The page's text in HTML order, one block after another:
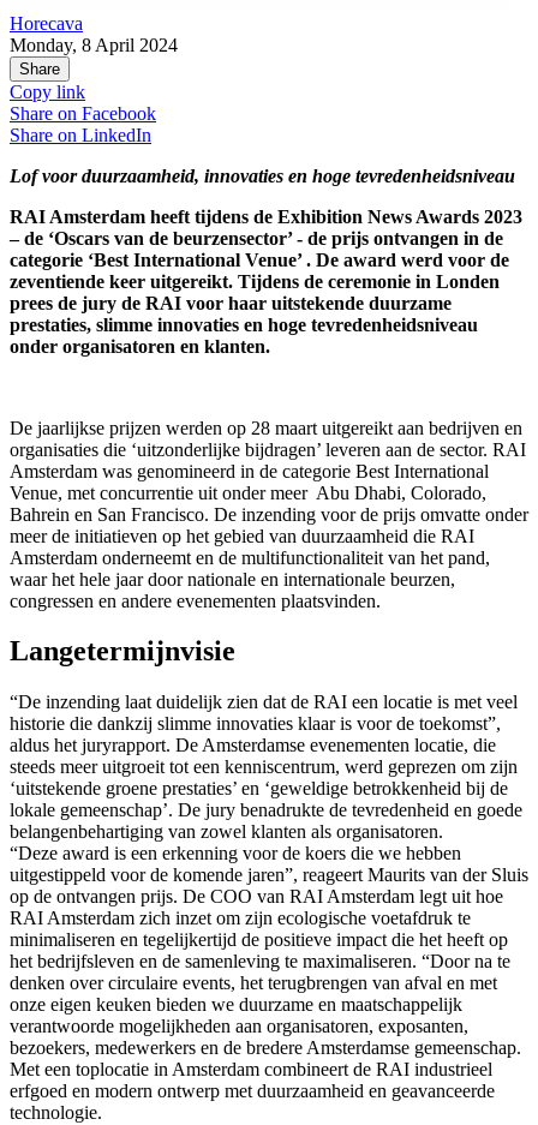
Horecava
Monday, 8 April 2024
Share
Copy link
Share on Facebook
Share on LinkedIn
Lof voor duurzaamheid, innovaties en hoge tevredenheidsniveau
RAI Amsterdam heeft tijdens de Exhibition News Awards 2023
– de ‘Oscars van de beurzensector’ - de prijs ontvangen in de
categorie ‘Best International Venue’ . De award werd voor de
zeventiende keer uitgereikt. Tijdens de ceremonie in Londen
prees de jury de RAI voor haar uitstekende duurzame
prestaties, slimme innovaties en hoge tevredenheidsniveau
onder organisatoren en klanten.
De jaarlijkse prijzen werden op 28 maart uitgereikt aan bedrijven en
organisaties die ‘uitzonderlijke bijdragen’ leveren aan de sector. RAI
Amsterdam was genomineerd in de categorie Best International
Venue, met concurrentie uit onder meer Abu Dhabi, Colorado,
Bahrein en San Francisco. De inzending voor de prijs omvatte onder
meer de initiatieven op het gebied van duurzaamheid die RAI
Amsterdam onderneemt en de multifunctionaliteit van het pand,
waar het hele jaar door nationale en internationale beurzen,
congressen en andere evenementen plaatsvinden.
Langetermijnvisie
“De inzending laat duidelijk zien dat de RAI een locatie is met veel
historie die dankzij slimme innovaties klaar is voor de toekomst”,
aldus het juryrapport. De Amsterdamse evenementen locatie, die
steeds meer uitgroeit tot een kenniscentrum, werd geprezen om zijn
‘uitstekende groene prestaties’ en ‘geweldige betrokkenheid bij de
lokale gemeenschap’. De jury benadrukte de tevredenheid en goede
belangenbehartiging van zowel klanten als organisatoren.
“Deze award is een erkenning voor de koers die we hebben
uitgestippeld voor de komende jaren”, reageert Maurits van der Sluis
op de ontvangen prijs. De COO van RAI Amsterdam legt uit hoe
RAI Amsterdam zich inzet om zijn ecologische voetafdruk te
minimaliseren en tegelijkertijd de positieve impact die het heeft op
het bedrijfsleven en de samenleving te maximaliseren. “Door na te
denken over circulaire events, het terugbrengen van afval en met
onze eigen keuken bieden we duurzame en maatschappelijk
verantwoorde mogelijkheden aan organisatoren, exposanten,
bezoekers, medewerkers en de bredere Amsterdamse gemeenschap.
Met een toplocatie in Amsterdam combineert de RAI industrieel
erfgoed en modern ontwerp met duurzaamheid en geavanceerde
technologie.